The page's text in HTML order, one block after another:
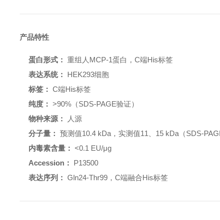
产品特性
蛋白形式： 重组人MCP-1蛋白，C端His标签
表达系统：
HEK293细胞
标签： C端His标签
纯度： >90%（SDS-PAGE验证）
物种来源：
人源
分子量： 预测值10.4 kDa，实测值11、15 kDa（SDS-
内毒素含量： <0.1 EU/μg
Accession：
P13500
表达序列： Gln24-Thr99，C端融合His标签